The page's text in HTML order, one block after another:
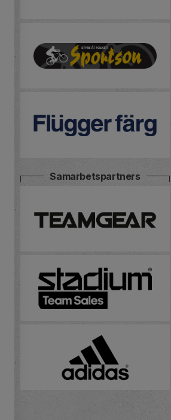
Samarbetspartners